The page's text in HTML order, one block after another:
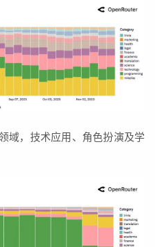
域，技术应用、角色扮演及学